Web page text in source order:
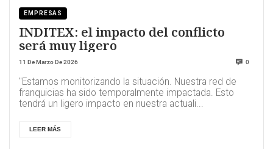
EMPRESAS
INDITEX: el impacto del conflicto
será muy ligero
11 De Marzo De 2026 0
"Estamos monitorizando la situación. Nuestra red de
franquicias ha sido temporalmente impactada. Esto
tendrá un ligero impacto en nuestra actuali...
LEER MÁS